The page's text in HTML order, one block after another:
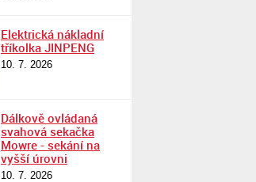
Elektrická nákladní
tříkolka JINPENG
10. 7. 2026
Dálkově ovládaná
svahová sekačka
Mowre - sekání na
vyšší úrovni
10. 7. 2026